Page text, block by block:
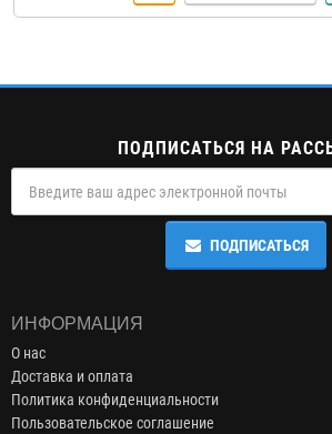
ПОДПИСАТЬСЯ НА
ПОДПИСАТЬСЯ
ИНФОРМАЦИЯ
О нас
Доставка и оплата
Политика конфиденциальности
Пользовательское соглашение